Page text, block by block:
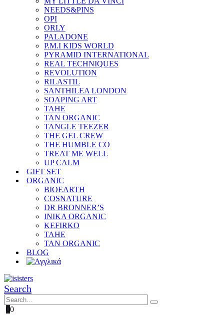
NEEDS&PINS
OPI
ORLY
PALADONE
P.M.I KIDS WORLD
PYRAMID INTERNATIONAL
REAL TECHNIQUES
REVOLUTION
RILASTIL
SANTHILEA LONDON
SOAPING ART
TAHE
TAN ORGANIC
TANGLE TEEZER
THE GEL CREW
THE HUMBLE CO
TREAT ME WELL
UP CALM
GIFT SET
ORGANIC
BIOEARTH
COSNATURE
DR BRONNER’S
INIKA ORGANIC
KEFIRKO
TAHE
TAN ORGANIC
BLOG
Search
00